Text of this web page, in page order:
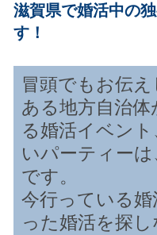
滋賀県で婚活中の
す！
冒頭でもお伝
ある地方自治
る婚活イベン
いパーティー
です。
今行っている
った婚活を探